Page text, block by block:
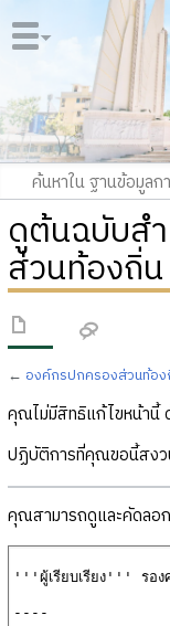
ดูต้นฉบับส
ส่วนท้องถิ่น
← องค์กรปกครองส่วนท้อ
คุณไม่มีสิทธิแก้ไขหน้านี้
ปฏิบัติการที่คุณขอนี้สงว
คุณสามารถดูและคัดลอ